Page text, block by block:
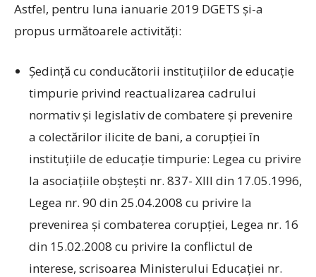
Astfel, pentru luna ianuarie 2019 DGETS şi-a
propus următoarele activităţi:
Şedinţă cu conducătorii instituţiilor de educaţie
timpurie privind reactualizarea cadrului
normativ şi legislativ de combatere şi prevenire
a colectărilor ilicite de bani, a corupţiei în
instituţiile de educaţie timpurie: Legea cu privire
la asociaţiile obşteşti nr. 837- XIII din 17.05.1996,
Legea nr. 90 din 25.04.2008 cu privire la
prevenirea şi combaterea corupţiei, Legea nr. 16
din 15.02.2008 cu privire la conflictul de
interese, scrisoarea Ministerului Educaţiei nr.